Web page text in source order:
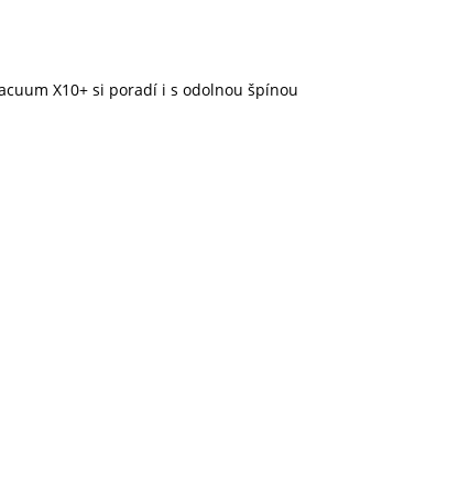
X10+ si poradí i s odolnou špínou